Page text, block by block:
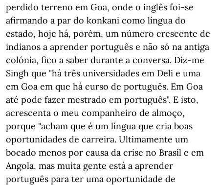
perdido terreno em Goa, onde o inglês foi-se
afirmando a par do konkani como língua do
estado, hoje há, porém, um número crescente de
indianos a aprender português e não só na antiga
colónia, fico a saber durante a conversa. Diz-me
Singh que "há três universidades em Deli e uma
em Goa em que há curso de português. Em Goa
até pode fazer mestrado em português". E isto,
acrescenta o meu companheiro de almoço,
porque "acham que é um língua que cria boas
oportunidades de carreira. Ultimamente um
bocado menos por causa da crise no Brasil e em
Angola, mas muita gente está a aprender
português para ter uma oportunidade de